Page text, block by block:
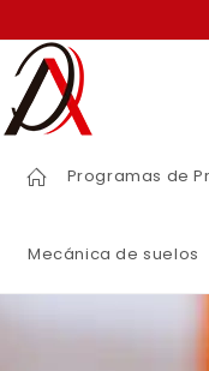
Programas de
Mecánica de suelos